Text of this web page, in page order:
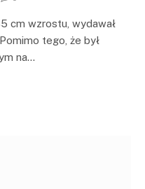
cm wzrostu, wydawał
tego, że był
na…